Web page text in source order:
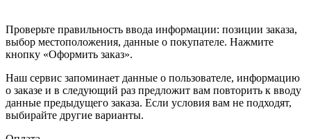
Проверьте правильность ввода информации: позиции заказа,
выбор местоположения, данные о покупателе. Нажмите
кнопку «Оформить заказ».
Наш сервис запоминает данные о пользователе, информацию
о заказе и в следующий раз предложит вам повторить к вводу
данные предыдущего заказа. Если условия вам не подходят,
выбирайте другие варианты.